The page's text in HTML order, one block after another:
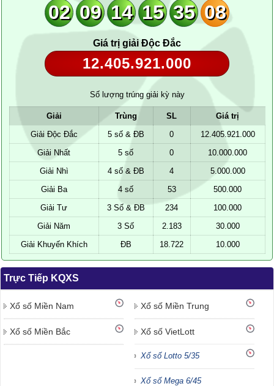
02 09 14 15 35 08
Giá trị giải Độc Đắc
12.405.921.000
Số lượng trúng giải kỳ này
Giải Trùng SL
Giá trị
Giải Độc Đắc
5 số & ĐB 0
12.405.921.000
Giải Nhất
5 số 0
10.000.000
Giải Nhì
4 số & ĐB 4
5.000.000
Giải Ba
4 số 53
500.000
Giải Tư
3 Số & ĐB 234
100.000
Giải Năm
3 Số 2.183
30.000
Giải Khuyến Khích
ĐB 18.722 10.000
Trực Tiếp KQXS
Xổ số Miền Nam Xổ số Miền Trung
Xổ số Miền Bắc Xổ số VietLott
Xổ số Lotto 5/35
Xổ số Mega 6/45